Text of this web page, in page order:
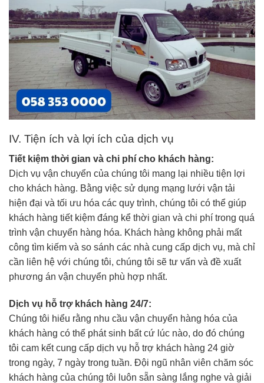
IV. Tiện ích và lợi ích của dịch vụ
Tiết kiệm thời gian và chi phí cho khách hàng:
Dịch vụ vận chuyển của chúng tôi mang lại nhiều tiện lợi
cho khách hàng. Bằng việc sử dụng mạng lưới vận tải
hiện đại và tối ưu hóa các quy trình, chúng tôi có thể giúp
khách hàng tiết kiệm đáng kể thời gian và chi phí trong quá
trình vận chuyển hàng hóa. Khách hàng không phải mất
công tìm kiếm và so sánh các nhà cung cấp dịch vụ, mà chỉ
cần liên hệ với chúng tôi, chúng tôi sẽ tư vấn và đề xuất
phương án vận chuyển phù hợp nhất.
Dịch vụ hỗ trợ khách hàng 24/7:
Chúng tôi hiểu rằng nhu cầu vận chuyển hàng hóa của
khách hàng có thể phát sinh bất cứ lúc nào, do đó chúng
tôi cam kết cung cấp dịch vụ hỗ trợ khách hàng 24 giờ
trong ngày, 7 ngày trong tuần. Đội ngũ nhân viên chăm sóc
khách hàng của chúng tôi luôn sẵn sàng lắng nghe và giải